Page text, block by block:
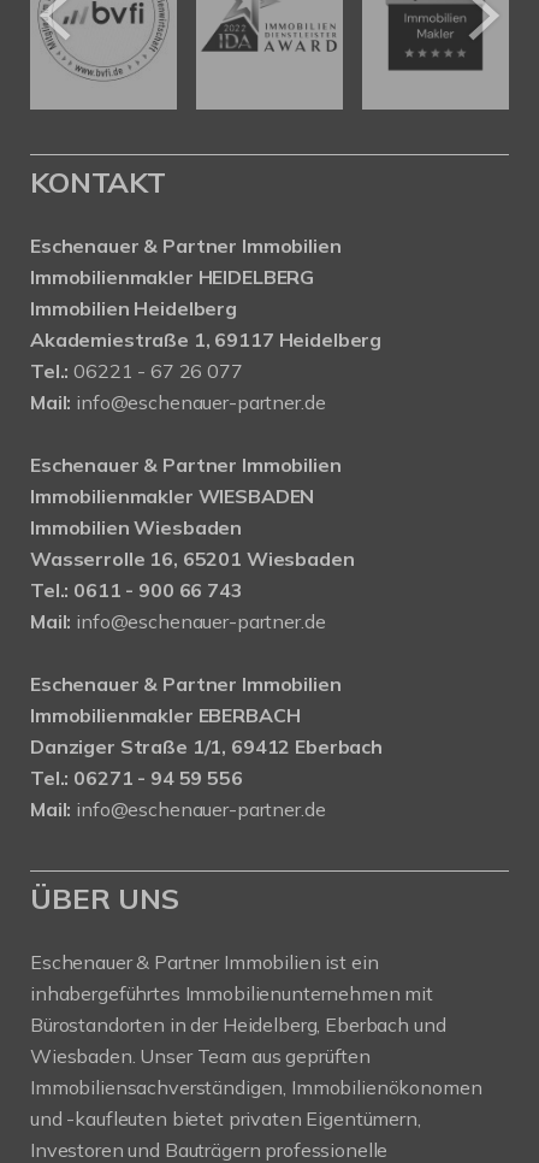
KONTAKT
Eschenauer & Partner Immobilien
Immobilienmakler HEIDELBERG
Immobilien Heidelberg
Akademiestraße 1, 69117 Heidelberg
Tel.:06221 - 67 26 077
Mail: info@eschenauer-partner.de
Eschenauer & Partner Immobilien
Immobilienmakler WIESBADEN
Immobilien Wiesbaden
Wasserrolle 16, 65201 Wiesbaden
Tel.: 0611 - 900 66 743
Mail: info@eschenauer-partner.de
Eschenauer & Partner Immobilien
Immobilienmakler EBERBACH
Danziger Straße 1/1, 69412 Eberbach
Tel.: 06271 - 94 59 556
Mail: info@eschenauer-partner.de
ÜBER UNS
Eschenauer & Partner Immobilien ist ein
inhabergeführtes Immobilienunternehmen mit
Bürostandorten in der Heidelberg, Eberbach und
Wiesbaden. Unser Team aus geprüften
Immobiliensachverständigen, Immobilienökonomen
und -kaufleuten bietet privaten Eigentümern,
Investoren und Bauträgern professionelle